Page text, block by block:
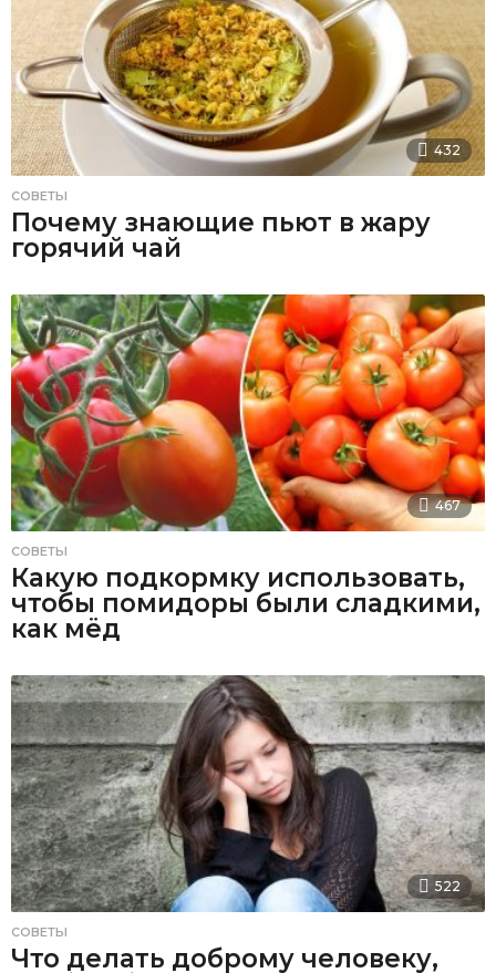
432
СОВЕТЫ
Почему знающие пьют в жару
горячий чай
467
СОВЕТЫ
Какую подкормку использовать,
чтобы помидоры были сладкими,
как мёд
522
СОВЕТЫ
Что делать доброму человеку,